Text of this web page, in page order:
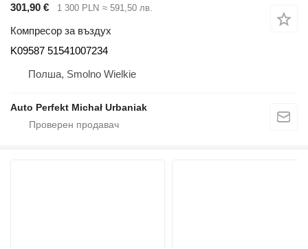
301,90 € 1 300 PLN ≈ 591,50 лв.
Компресор за въздух
K09587 51541007234
Полша, Smolno Wielkie
Auto Perfekt Michał Urbaniak